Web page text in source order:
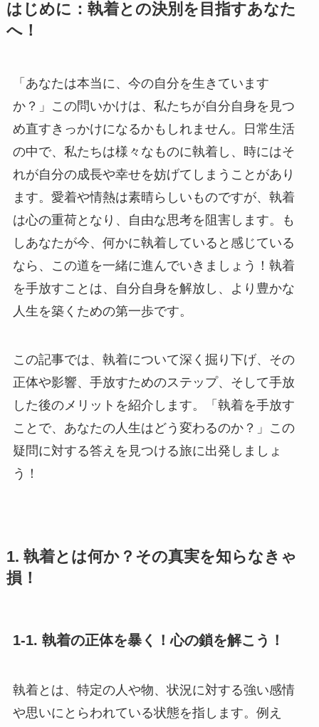
はじめに：執着との決別を目指すあなた
へ！
「あなたは本当に、今の自分を生きています
か？」この問いかけは、私たちが自分自身を見つ
め直すきっかけになるかもしれません。日常生活
の中で、私たちは様々なものに執着し、時にはそ
れが自分の成長や幸せを妨げてしまうことがあり
ます。愛着や情熱は素晴らしいものですが、執着
は心の重荷となり、自由な思考を阻害します。も
しあなたが今、何かに執着していると感じている
なら、この道を一緒に進んでいきましょう！執着
を手放すことは、自分自身を解放し、より豊かな
人生を築くための第一歩です。
この記事では、執着について深く掘り下げ、その
正体や影響、手放すためのステップ、そして手放
した後のメリットを紹介します。「執着を手放す
ことで、あなたの人生はどう変わるのか？」この
疑問に対する答えを見つける旅に出発しましょ
う！
1. 執着とは何か？その真実を知らなきゃ
損！
1-1. 執着の正体を暴く！心の鎖を解こう！
執着とは、特定の人や物、状況に対する強い感情
や思いにとらわれている状態を指します。例え